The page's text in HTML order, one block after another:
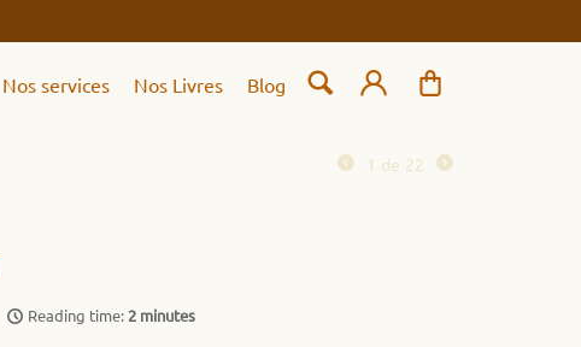
Nos services Nos Livres Blog
1 de 22
Reading time: 2 minutes